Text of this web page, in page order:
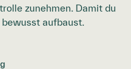
zunehmen. Damit du
aufbaust.